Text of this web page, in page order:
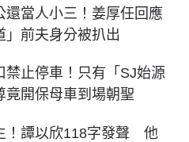
還當人小三！姜厚任回應
」前夫身分被扒出
禁止停車！只有「SJ始源
竟開保母車到場朝聖
！譚以欣118字發聲 他